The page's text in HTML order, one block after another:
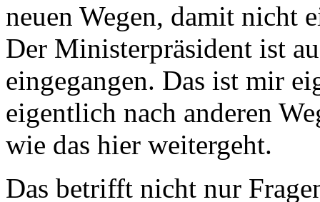
neuen Wegen, damit nicht
Der Ministerpräsident ist
eingegangen. Das ist mir
eigentlich nach anderen
wie das hier weitergeht.
Das betrifft nicht nur